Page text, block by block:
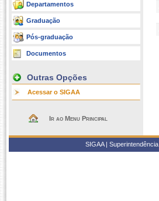
Departamentos
Graduação
Pós-graduação
Documentos
Outras Opções
Acessar o SIGAA
Ir ao Menu Principal
SIGAA |